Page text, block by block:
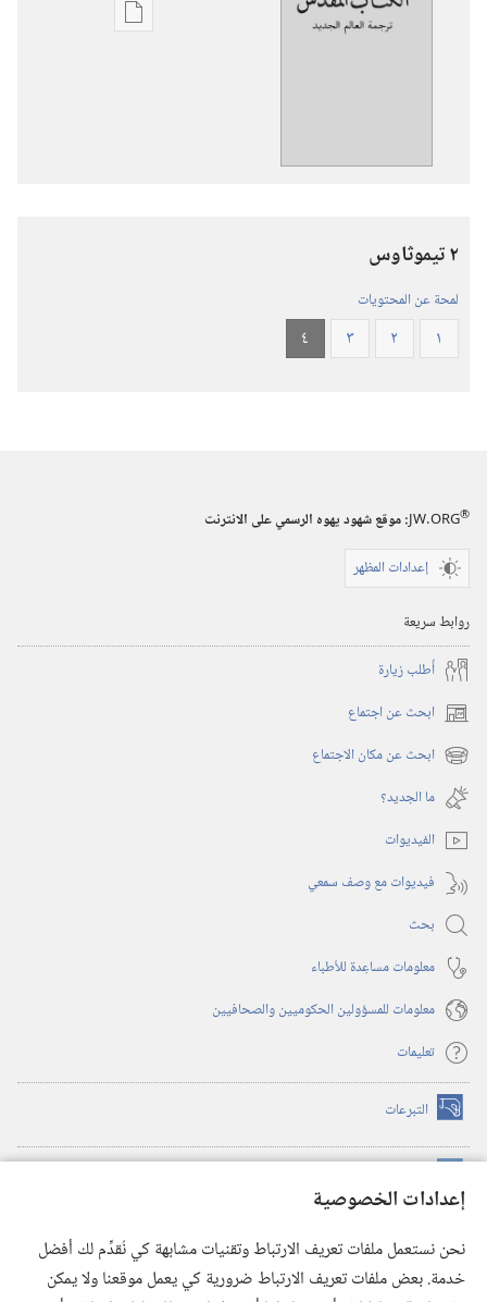
إعدادات الخصوصية
نحن نستعمل ملفات تعريف الارتباط وتقنيات مشابهة كي نُقدِّم لك أفضل
خدمة. بعض ملفات تعريف الارتباط ضرورية كي يعمل موقعنا ولا يمكن
خيارات
٢ تيموثاوس
لمحة عن المحتويات
١ ٢ ٣ ٤
JW.ORG®
:‏ موقع شهود يهوه الرسمي على الانترنت
إعدادات المظهر
روابط سريعة
أُطلب زيارة
ابحث عن اجتماع (يفتح
نافذة ابحث عن مكان الاجتماع (يفتح
نافذة
جديدة)
ما الجديد؟‏
الفيديوات
فيديوات مع وصف سمعي
بحث
معلومات مساعِدة للأطباء
معلومات للمسؤولين الحكوميين والصحافيين
تعليمات
التبرعات (يفتح
نافذة
(يفتح
نافذة
(يفتح
نافذة
جديدة) تطبيق ®
JW Library